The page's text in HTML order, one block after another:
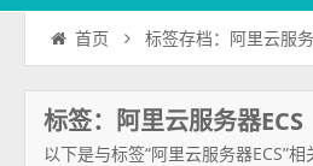
首页 标签存档：阿里云服
标签：阿里云服务器ECS
以下是与标签“阿里云服务器ECS”